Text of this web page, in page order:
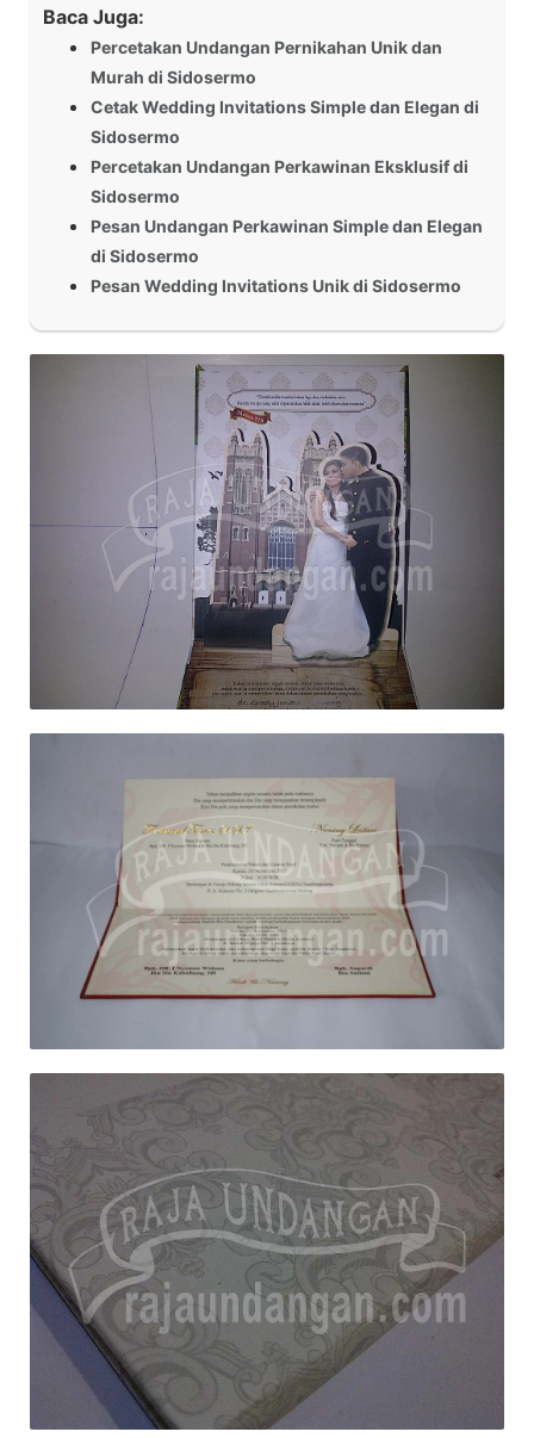
Baca Juga:
Percetakan Undangan Pernikahan Unik dan
Murah di Sidosermo
Cetak Wedding Invitations Simple dan Elegan di
Sidosermo
Percetakan Undangan Perkawinan Eksklusif di
Sidosermo
Pesan Undangan Perkawinan Simple dan Elegan
di Sidosermo
Pesan Wedding Invitations Unik di Sidosermo